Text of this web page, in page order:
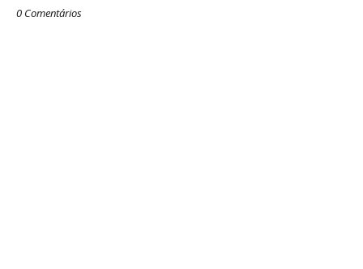
0 Comentários